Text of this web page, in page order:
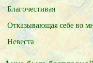
Благочестивая
Отказывающая себе во
Невеста